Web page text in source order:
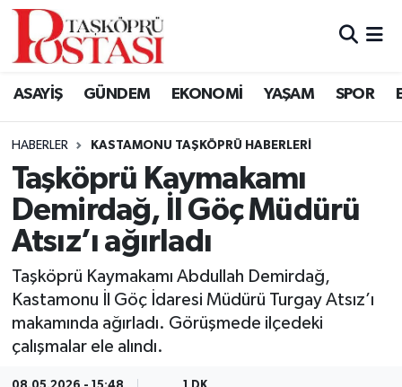
ASAYİŞ GÜNDEM EKONOMİ YAŞAM SPOR
HABERLER KASTAMONU TAŞKÖPRÜ HABERLERI
Taşköprü Kaymakamı
Demirdağ, İl Göç Müdürü
Atsız’ı ağırladı
Taşköprü Kaymakamı Abdullah Demirdağ,
Kastamonu İl Göç İdaresi Müdürü Turgay Atsız’ı
makamında ağırladı. Görüşmede ilçedeki
çalışmalar ele alındı.
Kastamonu Vefat Edenler
Araç Haberleri
Azdavay Haberleri
Bozkurt Haberleri
Çatalzeytin Haberleri